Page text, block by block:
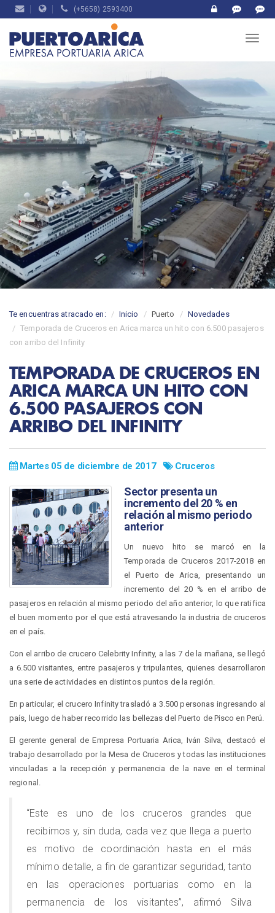
(+5658) 2593400
Te encuentras atracado en: Inicio Puerto
Novedades
Temporada de Cruceros en Arica marca un hito con 6.500 pasajeros
con arribo del Infinity
TEMPORADA DE CRUCEROS EN
ARICA MARCA UN HITO CON
6.500 PASAJEROS CON
ARRIBO DEL INFINITY
Martes 05 de diciembre de 2017 Cruceros
Sector presenta un
incremento del 20 % en
relación al mismo periodo
anterior
Un nuevo hito se marcó en la
Temporada de Cruceros 2017-2018 en
el Puerto de Arica, presentando un
incremento del 20 % en el arribo de
pasajeros en relación al mismo periodo del año anterior, lo que ratifica
el buen momento por el que está atravesando la industria de cruceros
en el país.
Con el arribo de crucero Celebrity Infinity, a las 7 de la mañana, se llegó
a 6.500 visitantes, entre pasajeros y tripulantes, quienes desarrollaron
una serie de actividades en distintos puntos de la región.
En particular, el crucero Infinity trasladó a 3.500 personas ingresando al
país, luego de haber recorrido las bellezas del Puerto de Pisco en Perú.
El gerente general de Empresa Portuaria Arica, Iván Silva, destacó el
trabajo desarrollado por la Mesa de Cruceros y todas las instituciones
vinculadas a la recepción y permanencia de la nave en el terminal
regional.
“Este es uno de los cruceros grandes que
recibimos y, sin duda, cada vez que llega a puerto
es motivo de coordinación hasta en el más
mínimo detalle, a fin de garantizar seguridad, tanto
en las operaciones portuarias como en la
permanencia de los visitantes”, afirmó Silva